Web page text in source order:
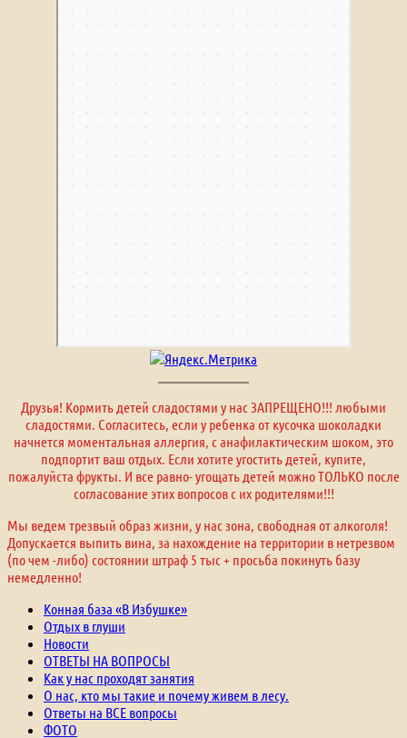
Друзья! Кормить детей сладостями у нас ЗАПРЕЩЕНО!!! любыми
сладостями. Согласитесь, если у ребенка от кусочка шоколадки
начнется моментальная аллергия, с анафилактическим шоком, это
подпортит ваш отдых. Если хотите угостить детей, купите,
пожалуйста фрукты. И все равно- угощать детей можно ТОЛЬКО после
согласование этих вопросов с их родителями!!!
Мы ведем трезвый образ жизни, у нас зона, свободная от алкоголя!
Допускается выпить вина, за нахождение на территории в нетрезвом
(по чем -либо) состоянии штраф 5 тыс + просьба покинуть базу
немедленно!
Конная база «В Избушке»
Отдых в глуши
Новости
ОТВЕТЫ НА ВОПРОСЫ
Как у нас проходят занятия
О нас, кто мы такие и почему живем в лесу.
Ответы на ВСЕ вопросы
ФОТО